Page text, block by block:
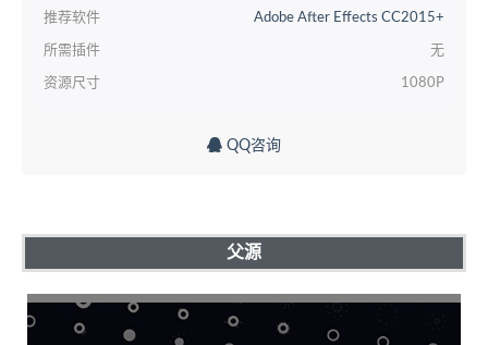
推荐软件 Adobe After Effects CC2015+
所需插件 无
资源尺寸 1080P
QQ咨询
父源